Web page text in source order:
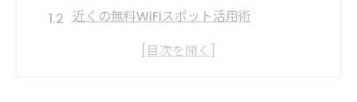
近くの無料WiFiスポット活用術
カフェ選びで重視したいWi-Fi安全性